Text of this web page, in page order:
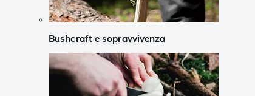
Bushcraft e sopravvivenza